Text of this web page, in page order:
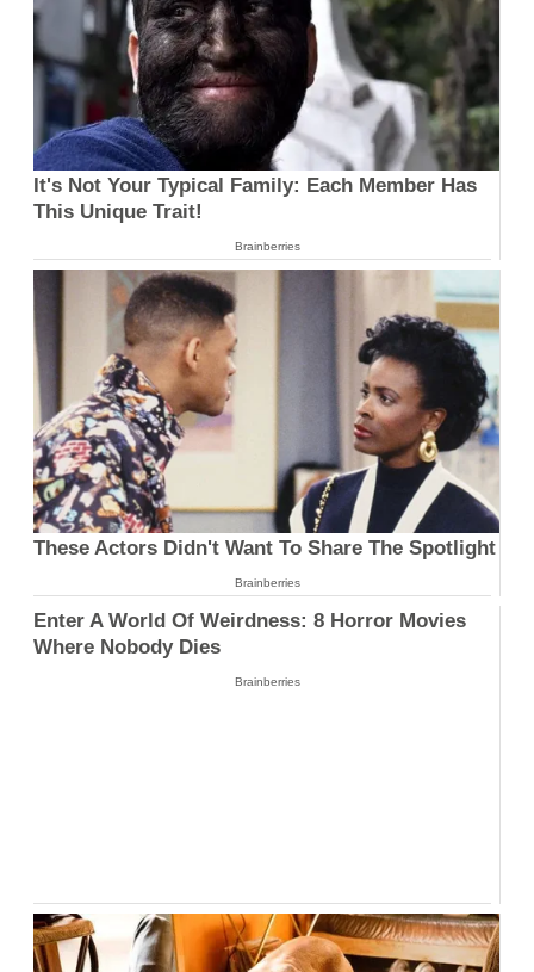
It's Not Your Typical Family: Each Member Has
This Unique Trait!
Brainberries
These Actors Didn't Want To Share The Spotlight
Brainberries
Enter A World Of Weirdness: 8 Horror Movies
Where Nobody Dies
Brainberries